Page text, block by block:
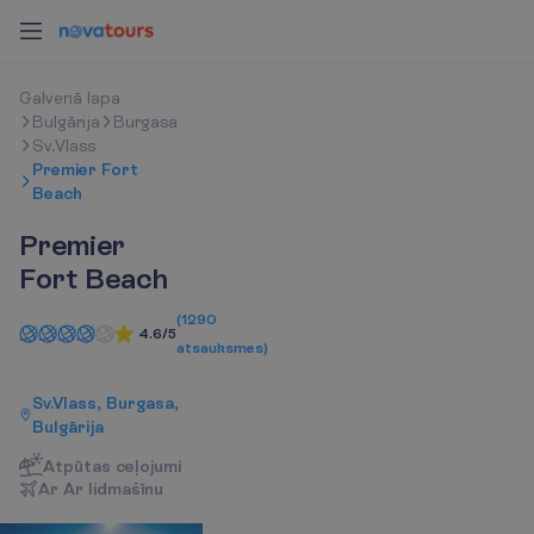
Galvenā lapa
Bulgārija
Burgasa
Sv.Vlass
Premier Fort
Beach
Premier
Fort Beach
4.6/5
(1290
atsauksmes)
Sv.Vlass, Burgasa,
Bulgārija
Atpūtas ceļojumi
Ar Ar lidmašīnu